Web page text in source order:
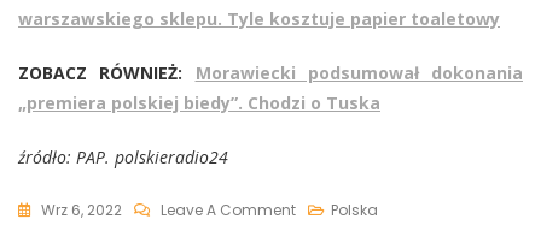
warszawskiego sklepu. Tyle kosztuje papier toaletowy
ZOBACZ RÓWNIEŻ:
Morawiecki podsumował dokonania
„premiera polskiej biedy”. Chodzi o Tuska
źródło: PAP. polskieradio24
Wrz 6, 2022 Leave A CommentOn
Polska